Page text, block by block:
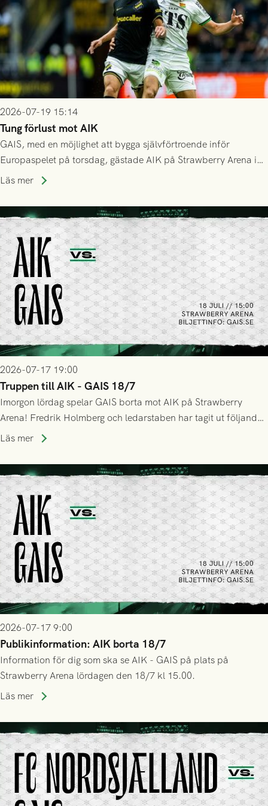
2026-07-19 15:14
Tung förlust mot AIK
GAIS, med en möjlighet att bygga självförtroende inför
Europaspelet på torsdag, gästade AIK på Strawberry Arena i
Stockholm . Men trots konstant hotande i första halvlek av
lyckades få in 2-0.
Läs mer
2026-07-17 19:00
Truppen till AIK - GAIS 18/7
Imorgon lördag spelar GAIS borta mot AIK på Strawberry
Arena! Fredrik Holmberg och ledarstaben har tagit ut följande
trupp till matchen:
Läs mer
2026-07-17 9:00
Publikinformation: AIK borta 18/7
Information för dig som ska se AIK - GAIS på plats på
Strawberry Arena lördagen den 18/7 kl 15.00.
Läs mer